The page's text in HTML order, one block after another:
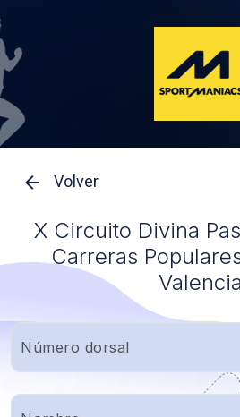
Volver
X Circuito Divina
Carreras
Valencia